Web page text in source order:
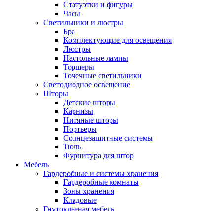
Статуэтки и фигуры
Часы
Светильники и люстры
Бра
Комплектующие для освещения
Люстры
Настольные лампы
Торшеры
Точечные светильники
Светодиодное освещение
Шторы
Детские шторы
Карнизы
Нитяные шторы
Портьеры
Солнцезащитные системы
Тюль
Фурнитура для штор
Мебель
Гардеробные и системы хранения
Гардеробные комнаты
Зоны хранения
Кладовые
Гнутоклееная мебель